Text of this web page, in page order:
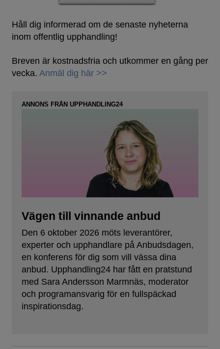
Håll dig informerad om de senaste nyheterna
inom offentlig upphandling!
Breven är kostnadsfria och utkommer en gång per
vecka. Anmäl dig här >>
ANNONS FRÅN UPPHANDLING24
Vägen till vinnande anbud
Den 6 oktober 2026 möts leverantörer,
experter och upphandlare på Anbudsdagen,
en konferens för dig som vill vässa dina
anbud. Upphandling24 har fått en pratstund
med Sara Andersson Marmnäs, moderator
och programansvarig för en fullspäckad
inspirationsdag.